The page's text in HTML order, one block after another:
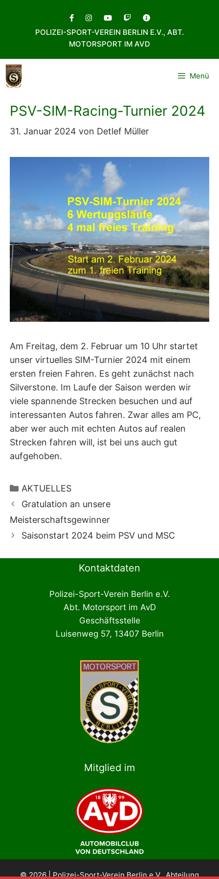
POLIZEI-SPORT-VEREIN BERLIN E.V., ABT.
MOTORSPORT IM AVD
Menü
PSV-SIM-Racing-Turnier 2024
31. Januar 2024 von Detlef Müller
Am Freitag, dem 2. Februar um 10 Uhr startet
unser virtuelles SIM-Turnier 2024 mit einem
ersten freien Fahren. Es geht zunächst nach
Silverstone. Im Laufe der Saison werden wir
viele spannende Strecken besuchen und auf
interessanten Autos fahren. Zwar alles am PC,
aber wer auch mit echten Autos auf realen
Strecken fahren will, ist bei uns auch gut
aufgehoben.
Kategorien
AKTUELLES
Gratulation an unsere
Meisterschaftsgewinner
Saisonstart 2024 beim PSV und MSC
Kontaktdaten
Polizei-Sport-Verein Berlin e.V.
Abt. Motorsport im AvD
Geschäftsstelle
Luisenweg 57, 13407 Berlin
Mitglied im
© 2026 | Polizei-Sport-Verein Berlin e.V., Abteilung